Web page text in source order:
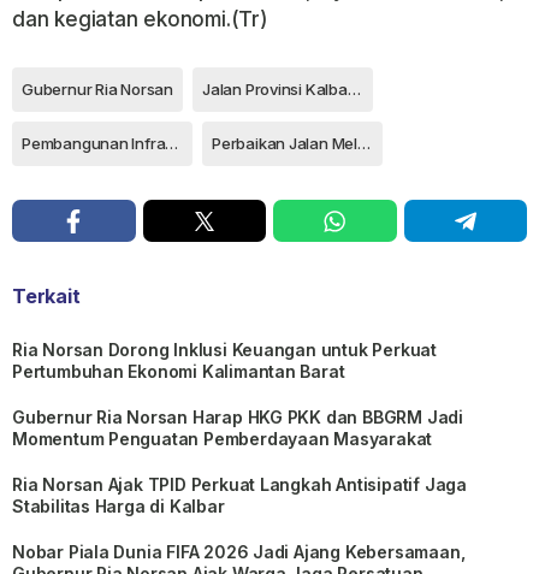
dan kegiatan ekonomi.(Tr)
Gubernur Ria Norsan Jalan Provinsi Kalbar rusak
Pembangunan Infrastuktur Kalbar Perbaikan Jalan Melawi
Terkait
Ria Norsan Dorong Inklusi Keuangan untuk Perkuat
Pertumbuhan Ekonomi Kalimantan Barat
Gubernur Ria Norsan Harap HKG PKK dan BBGRM Jadi
Momentum Penguatan Pemberdayaan Masyarakat
Ria Norsan Ajak TPID Perkuat Langkah Antisipatif Jaga
Stabilitas Harga di Kalbar
Nobar Piala Dunia FIFA 2026 Jadi Ajang Kebersamaan,